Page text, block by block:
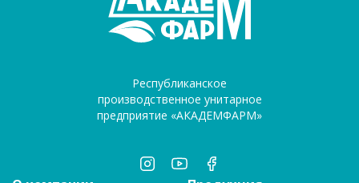
Республиканское
производственное унитарное
предприятие «АКАДЕМФАРМ»